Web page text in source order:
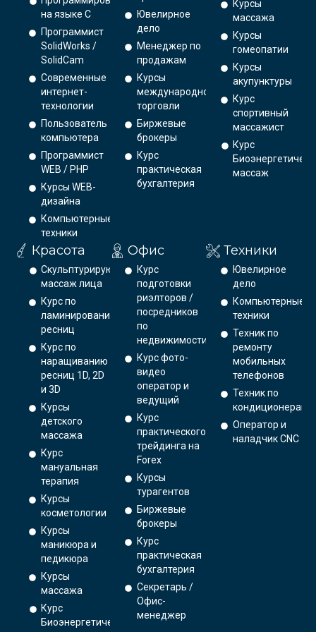
на языке С
Программист
SolidWorks /
SolidCam
Современные
интернет-
технологии
Пользователь
компьютера
Программист
WEB / PHP
Курсы WEB-
дизайна
Компьютерные
техники
Ювелирное
дело
Менеджер по
продажам
Курсы
международной
торговли
Биржевые
брокеры
Курс
практическая
бухгалтерия
Курсы
массажа
Курсы
гомеопатии
Курсы
акупунктуры
Курс
спортивный
массажист
Курс
массаж
Красота
Скульптурирующий
массаж лица
Курс по
ламинированию
ресниц
Курс по
наращиванию
ресниц 1D, 2D
и 3D
Курсы
детского
массажа
Курс
мануальная
терапия
Курсы
косметологии
Курсы
маникюра и
педикюра
Курсы
массажа
Курс
Биоэнергетический
Офис
Курс
подготовки
риэлторов /
посредников
по
недвижимости
Курс фото-
видео
оператор и
ведущий
Курс
практического
трейдинга на
Forex
Курсы
турагентов
Биржевые
брокеры
Курс
практическая
бухгалтерия
Секретарь /
Офис-
менеджер
Техники
Ювелирное
дело
Компьютерные
техники
Техник по
ремонту
мобильных
телефонов
Техник по
кондиционерам
Оператор и
наладчик CNC